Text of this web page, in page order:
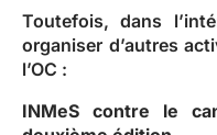
Toutefois, dans
organiser d’autres
l’OC :
INMeS contre le